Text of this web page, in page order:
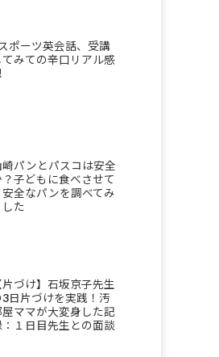
ポーツ英会話、受講
てみての辛口リアル感
崎パンとパスコは安全
？子どもに食べさせて
安全なパンを調べてみ
した
片づけ】石坂京子先生
3日片づけを実践！汚
屋ママが大変身した記
：１日目先生との面談